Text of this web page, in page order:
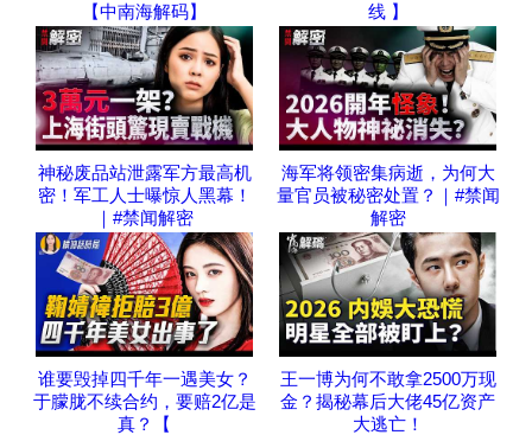
【中南海解码】
线 】
神秘废品站泄露军方最高机
密！军工人士曝惊人黑幕！
｜#禁闻解密
海军将领密集病逝，为何大
量官员被秘密处置？｜#禁闻
解密
谁要毁掉四千年一遇美女？
于朦胧不续合约，要赔2亿是
真？【
王一博为何不敢拿2500万现
金？揭秘幕后大佬45亿资产
大逃亡！